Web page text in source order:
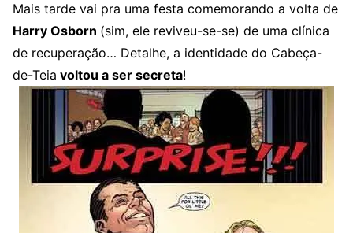
Mais tarde vai pra uma festa comemorando a volta de
Harry Osborn (sim, ele reviveu-se-se) de uma clínica
de recuperação… Detalhe, a identidade do Cabeça-
de-Teia voltou a ser secreta!